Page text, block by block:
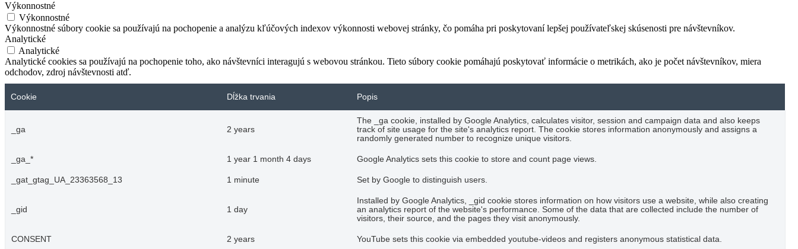
Výkonnostné
Výkonnostné
Výkonnostné súbory cookie sa používajú na pochopenie a analýzu kľúčových indexov výkonnosti webovej stránky, čo pomáha pri poskytovaní lepšej používateľskej skúsenosti pre návštevníkov.
Analytické
Analytické
Analytické cookies sa používajú na pochopenie toho, ako návštevníci interagujú s webovou stránkou. Tieto súbory cookie pomáhajú poskytovať informácie o metrikách, ako je počet návštevníkov, miera
odchodov, zdroj návštevnosti atď.
Cookie Dĺžka trvania Popis
_ga 2 years
The _ga cookie, installed by Google Analytics, calculates visitor, session and campaign data and also keeps
track of site usage for the site's analytics report. The cookie stores information anonymously and assigns a
randomly generated number to recognize unique visitors.
_ga_* 1 year 1 month 4 days Google Analytics sets this cookie to store and count page views.
_gat_gtag_UA_23363568_13 1 minute Set by Google to distinguish users.
_gid 1 day
Installed by Google Analytics, _gid cookie stores information on how visitors use a website, while also creating
an analytics report of the website's performance. Some of the data that are collected include the number of
visitors, their source, and the pages they visit anonymously.
CONSENT 2 years YouTube sets this cookie via embedded youtube-videos and registers anonymous statistical data.